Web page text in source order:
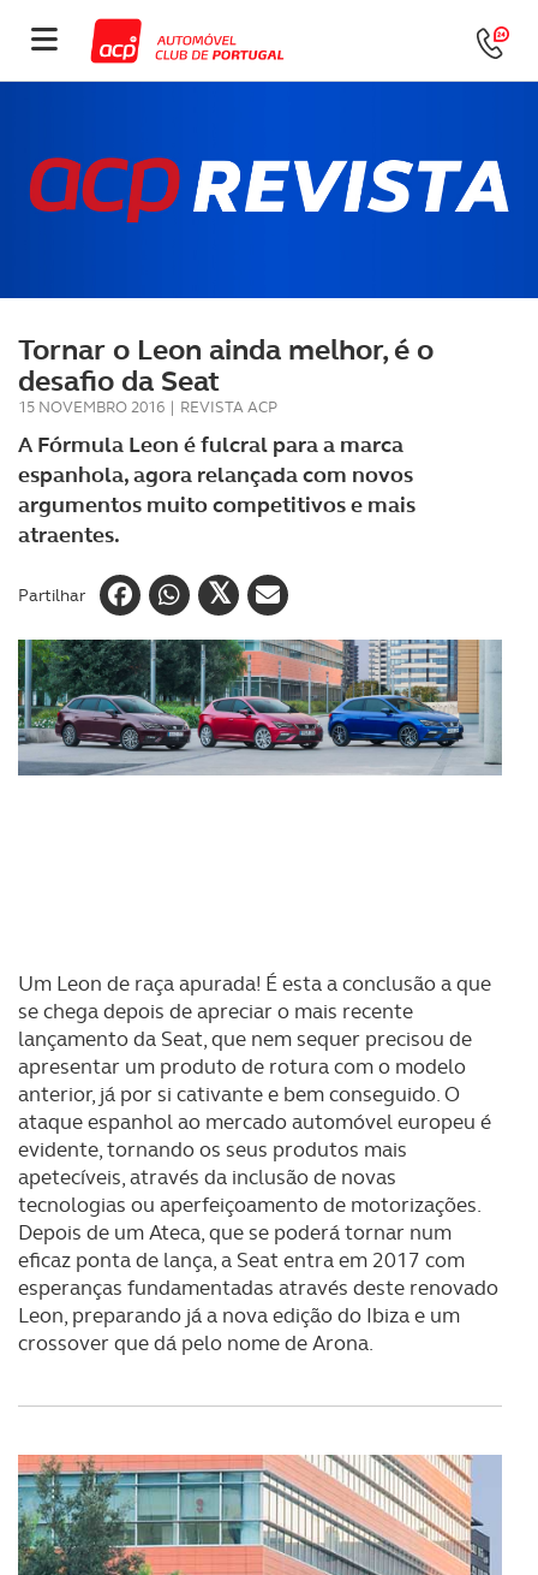
Tornar o Leon ainda melhor, é o
desafio da Seat
15 NOVEMBRO 2016 | REVISTA ACP
A Fórmula Leon é fulcral para a marca
espanhola, agora relançada com novos
argumentos muito competitivos e mais
atraentes.
Partilhar
Um Leon de raça apurada! É esta a conclusão a que
se chega depois de apreciar o mais recente
lançamento da Seat, que nem sequer precisou de
apresentar um produto de rotura com o modelo
anterior, já por si cativante e bem conseguido. O
ataque espanhol ao mercado automóvel europeu é
evidente, tornando os seus produtos mais
apetecíveis, através da inclusão de novas
tecnologias ou aperfeiçoamento de motorizações.
Depois de um Ateca, que se poderá tornar num
eficaz ponta de lança, a Seat entra em 2017 com
esperanças fundamentadas através deste renovado
Leon, preparando já a nova edição do Ibiza e um
crossover que dá pelo nome de Arona.